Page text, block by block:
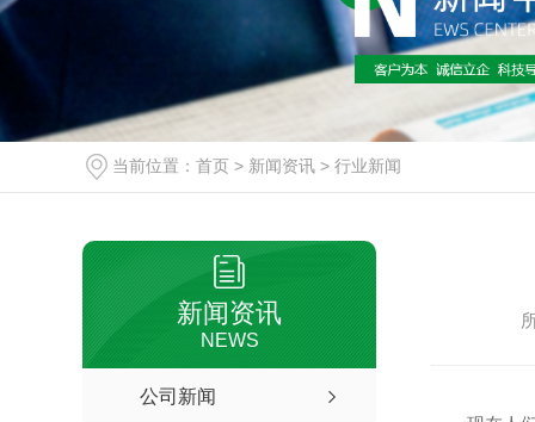
当前位置： 首页 > 新闻资讯 > 行业新闻
新闻资讯
NEWS
公司新闻